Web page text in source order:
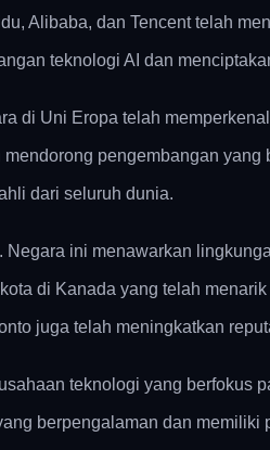
Alibaba, dan Tencent telah
teknologi AI dan
di Uni Eropa telah
pengembangan
dari seluruh dunia.
ini menawarkan
di Kanada yang telah
juga telah meningkatkan
teknologi yang berfokus
berpengalaman dan memiliki